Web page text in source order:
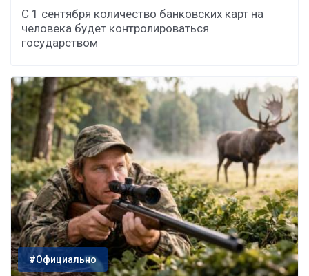
С 1 сентября количество банковских карт на
человека будет контролироваться
государством
#Официально